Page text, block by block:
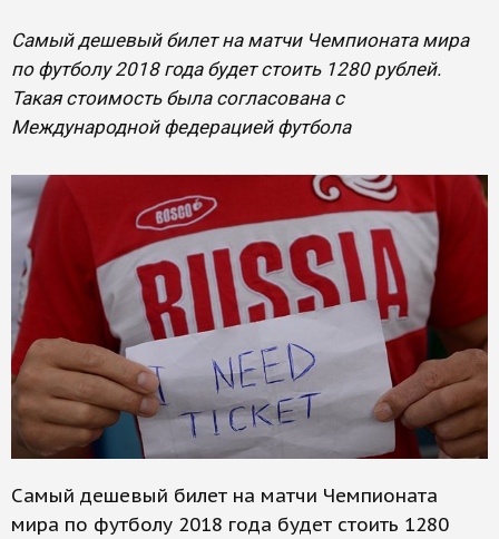
Самый дешевый билет на матчи Чемпионата мира
по футболу 2018 года будет стоить 1280 рублей.
Такая стоимость была согласована с
Международной федерацией футбола
Самый дешевый билет на матчи Чемпионата
мира по футболу 2018 года будет стоить 1280